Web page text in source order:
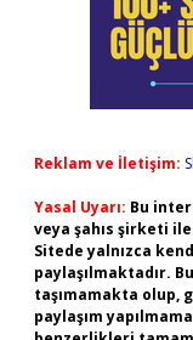
Reklam ve İletişim:
Yasal Uyarı: Bu
veya şahıs şirketi
Sitede yalnızca
paylaşılmaktadır.
taşımamakta olup,
paylaşım